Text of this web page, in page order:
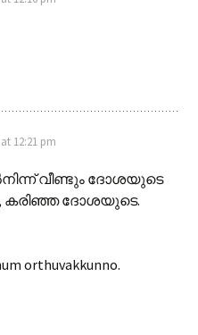
12:21 pm
വീണ്ടും ദോശയുടെ
ദോശയുടെ.
orthuvakkunno.